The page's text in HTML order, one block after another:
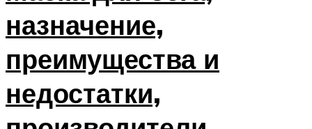
назначение,
преимущества и
недостатки,